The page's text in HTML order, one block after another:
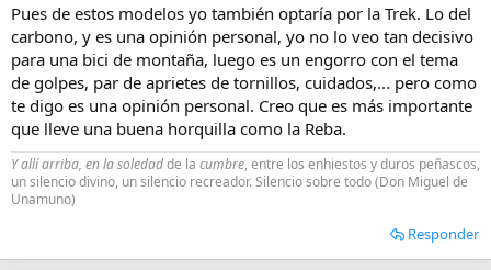
Pues de estos modelos yo también optaría por la Trek. Lo del
carbono, y es una opinión personal, yo no lo veo tan decisivo
para una bici de montaña, luego es un engorro con el tema
de golpes, par de aprietes de tornillos, cuidados,... pero como
te digo es una opinión personal. Creo que es más importante
que lleve una buena horquilla como la Reba.
Y allí arriba, en la soledadde la cumbre, entre los enhiestos y duros peñascos,
un silencio divino, un silencio recreador. Silencio sobre todo (Don Miguel de
Unamuno)
Responder